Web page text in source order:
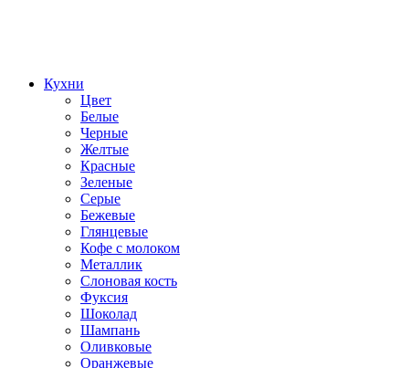
Кухни
Цвет
Белые
Черные
Желтые
Красные
Зеленые
Серые
Бежевые
Глянцевые
Кофе с молоком
Металлик
Слоновая кость
Фуксия
Шоколад
Шампань
Оливковые
Оранжевые